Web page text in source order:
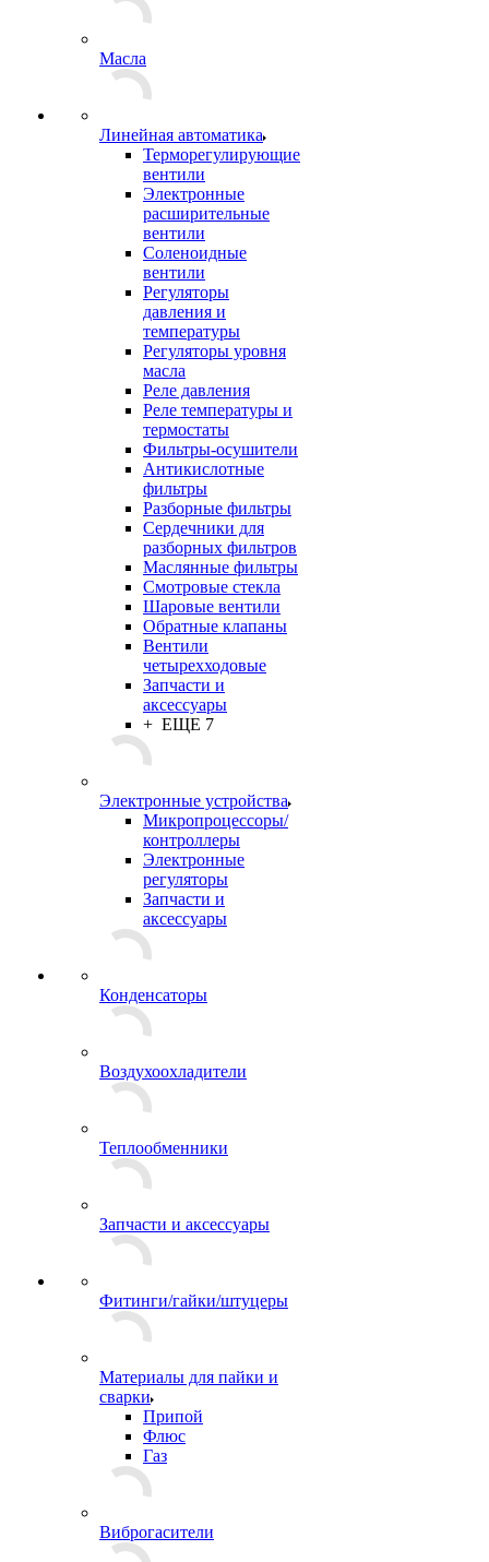
Масла
Линейная автоматика
Терморегулирующие
вентили
Электронные
расширительные
вентили
Соленоидные
вентили
Регуляторы
давления и
температуры
Регуляторы уровня
масла
Реле давления
Реле температуры и
термостаты
Фильтры-осушители
Антикислотные
фильтры
Разборные фильтры
Сердечники для
разборных фильтров
Маслянные фильтры
Смотровые стекла
Шаровые вентили
Обратные клапаны
Вентили
четырехходовые
Запчасти и
аксессуары
+ ЕЩЕ 7
Электронные устройства
Микропроцессоры/
контроллеры
Электронные
регуляторы
Запчасти и
аксессуары
Конденсаторы
Воздухоохладители
Теплообменники
Запчасти и аксессуары
Фитинги/гайки/штуцеры
Материалы для пайки и
сварки
Припой
Флюс
Газ
Виброгасители